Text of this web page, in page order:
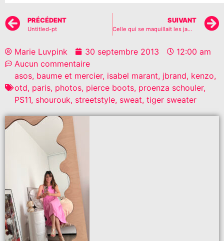
PRÉCÉDENT
Untitled-pt
SUIVANT
Celle qui se maquillait les jambes..
Marie Luvpink 30 septembre 2013
12:00 am
Aucun commentaire
asos, baume et mercier, isabel marant, jbrand, kenzo,
otd, paris, photos, pierce boots, proenza schouler,
PS11, shourouk, streetstyle, sweat, tiger sweater